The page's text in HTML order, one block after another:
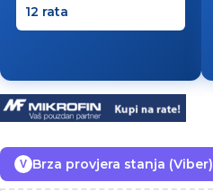
V Brza provjera stanja (Viber)